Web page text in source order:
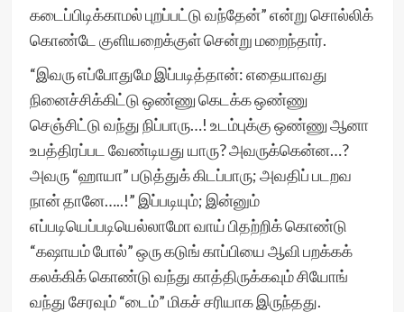
கடைப்பிடிக்காமல் புறப்பட்டு வந்தேன்” என்று சொல்லிக்
கொண்டே குளியறைக்குள் சென்று மறைந்தார்.
“இவரு எப்போதுமே இப்படித்தான்: எதையாவது
நினைச்சிக்கிட்டு ஒண்ணு கெடக்க ஒண்ணு
செஞ்சிட்டு வந்து நிப்பாரு…! உடம்புக்கு ஒண்ணு ஆனா
உபத்திரப்பட வேண்டியது யாரு? அவருக்கென்ன…?
அவரு “ஹாயா” படுத்துக் கிடப்பாரு; அவதிப் படறவ
நான் தானே…..!” இப்படியும்; இன்னும்
எப்படியெப்படியெல்லாமோ வாய் பிதற்றிக் கொண்டு
“கஷாயம் போல்” ஒரு கடுங் காப்பியை ஆவி பறக்கக்
கலக்கிக் கொண்டு வந்து காத்திருக்கவும் சியோங்
வந்து சேரவும் “டைம்” மிகச் சரியாக இருந்தது.